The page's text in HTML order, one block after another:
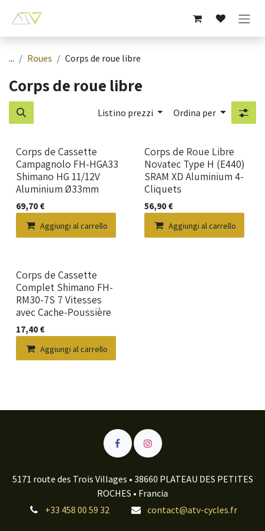
... Roues Corps de roue libre
Corps de roue libre
Listino prezzi Ordina per
Nuovo!
Corps de Cassette
Campagnolo FH-HGA33
Shimano HG 11/12V
Aluminium Ø33mm
69,70 €
Aggiungi al carrello
Nuovo!
Corps de Roue Libre
Novatec Type H (E440)
SRAM XD Aluminium 4-
Cliquets
56,90€
Aggiungi al carrello
Nuovo!
Corps de Cassette
Complet Shimano FH-
RM30-7S 7 Vitesses
avec Cache-Poussière
17,40 €
Aggiungi al carrello
5171 route des Trois Villages • 38660 PLATEAU DES PETITES
ROCHES • Francia
+33 458 00 59 32
contact@atv-cycles.fr